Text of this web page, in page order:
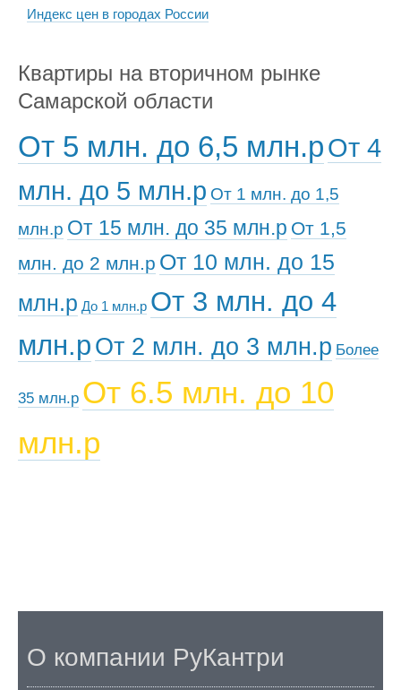
Индекс цен в городах России
Квартиры на вторичном рынке
Самарской области
От 5 млн. до 6,5 млн.рОт 4
млн. до 5 млн.р От 1 млн. до 1,5
млн.р От 15 млн. до 35 млн.р От 1,5
млн. до 2 млн.р От 10 млн. до 15
млн.р До 1 млн.р От 3 млн. до 4
млн.р От 2 млн. до 3 млн.р Более
35 млн.р От 6.5 млн. до 10
млн.р
О компании РуКантри